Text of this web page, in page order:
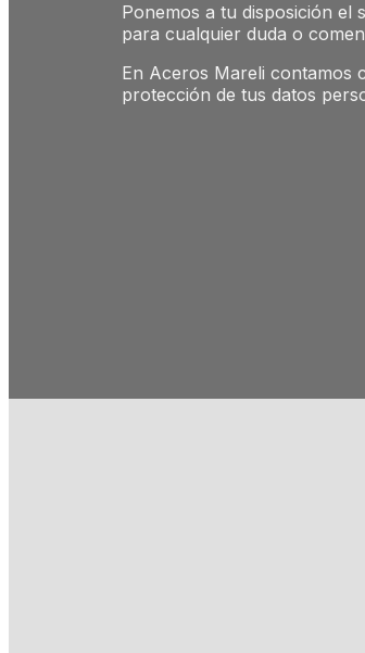
Ponemos a tu disposición el
para cualquier duda o
En Aceros Mareli contamos
protección de tus datos